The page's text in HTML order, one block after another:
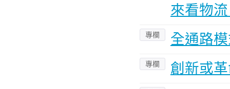
來看物
專欄 全通路
專欄 創新或